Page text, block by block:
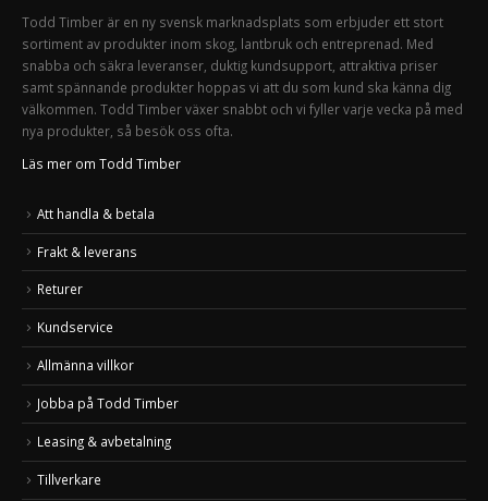
Todd Timber är en ny svensk marknadsplats som erbjuder ett stort
sortiment av produkter inom skog, lantbruk och entreprenad. Med
snabba och säkra leveranser, duktig kundsupport, attraktiva priser
samt spännande produkter hoppas vi att du som kund ska känna dig
välkommen. Todd Timber växer snabbt och vi fyller varje vecka på med
nya produkter, så besök oss ofta.
Läs mer om Todd Timber
Att handla & betala
Frakt & leverans
Returer
Kundservice
Allmänna villkor
Jobba på Todd Timber
Leasing & avbetalning
Tillverkare